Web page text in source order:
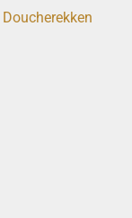
Doucherekken